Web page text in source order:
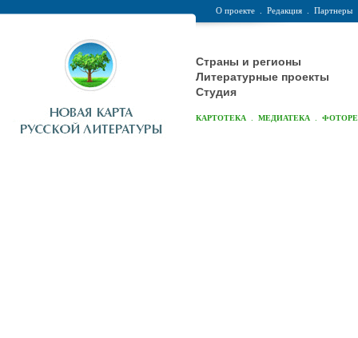
О проекте Редакция Партнеры
Страны и регионы
Литературные проекты
Студия
КАРТОТЕКА МЕДИАТЕКА